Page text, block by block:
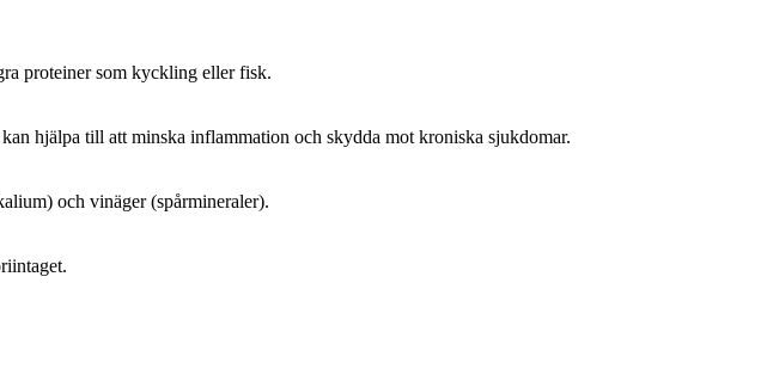
proteiner som kyckling eller fisk.
hjälpa till att minska inflammation och skydda mot kroniska sjukdomar.
och vinäger (spårmineraler).